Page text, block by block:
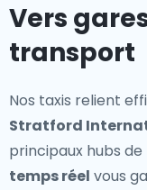
Vers
transport
Nos taxis relient
Stratford
principaux hubs
temps réel vous